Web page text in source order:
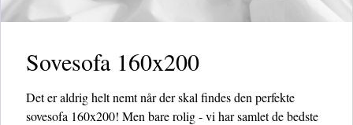
Sovesofa 160x200
Det er aldrig helt nemt når der skal findes den perfekte
sovesofa 160x200! Men bare rolig - vi har samlet de bedste